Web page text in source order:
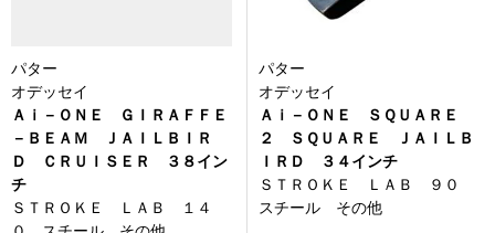
パター
オデッセイ
Ａｉ－ＯＮＥ ＧＩＲＡＦＦＥ
－ＢＥＡＭ ＪＡＩＬＢＩＲ
Ｄ ＣＲＵＩＳＥＲ ３８イン
チ
ＳＴＲＯＫＥ ＬＡＢ １４
パター
オデッセイ
Ａｉ－ＯＮＥ ＳＱＵＡＲＥ
２ ＳＱＵＡＲＥ ＪＡＩＬＢ
ＩＲＤ ３４インチ
ＳＴＲＯＫＥ ＬＡＢ ９０
スチール その他